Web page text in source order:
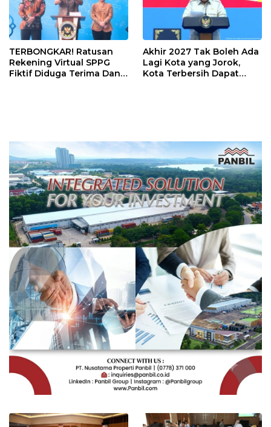
TERBONGKAR! Ratusan
Rekening Virtual SPPG
Fiktif Diduga Terima Dana
Akhir 2027 Tak Boleh Ada
Lagi Kota yang Jorok,
Kota Terbersih Dapat